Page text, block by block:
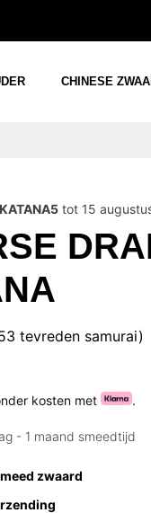
CHINESE
KATANA5tot 15
tevreden samurai)
kosten met .
- 1 maand smeedtijd
zwaard